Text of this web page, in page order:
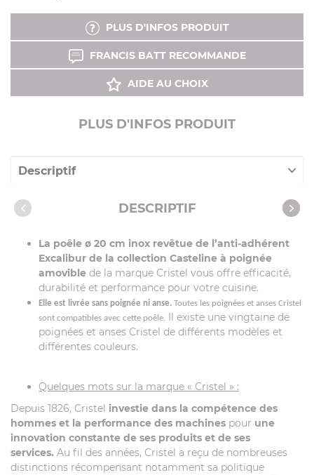
PLUS D'INFOS PRODUIT
FRANCIS BATT RECOMMANDE
AIDE AU CHOIX
PLUS D'INFOS PRODUIT
Descriptif
Caractéristiques
Vidéos
Recettes avec cet article
DESCRIPTIF
La poêle ø 20 cm inox revêtue de l’anti-adhérent
Excalibur de la collection Casteline à poignée
amovible de la marque Cristel vous offre efficacité,
durabilité et performance pour votre cuisine.
Elle est livrée sans poignée ni anse. Toutes les poignées et anses Cristel
sont compatibles avec cette poêle. Il existe une vingtaine de
poignées et anses Cristel de différents modèles et
différentes couleurs.
Quelques mots sur la marque « Cristel » :
Depuis 1826, Cristel investie dans la compétence des
hommes et la performance des machines pour une
innovation constante de ses produits et de ses
services. Au fil des années, Cristel a reçu de nombreuses
distinctions récompensant notamment sa politique